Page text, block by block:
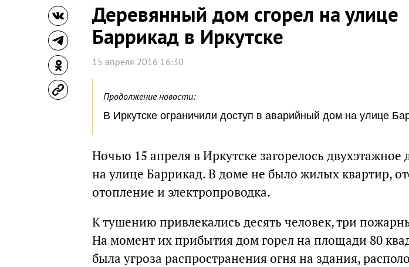
Деревянный дом сгорел на улице
Баррикад в Иркутске
15 апреля 2016 16:30
Продолжение новости:
В Иркутске ограничили доступ в аварийный дом на улице
Ночью 15 апреля в Иркутске загорелось двухэтажное
на улице Баррикад. В доме не было жилых квартир,
отопление и электропроводка.
К тушению привлекались десять человек, три
На момент их прибытия дом горел на площади 80
была угроза распространения огня на здания,